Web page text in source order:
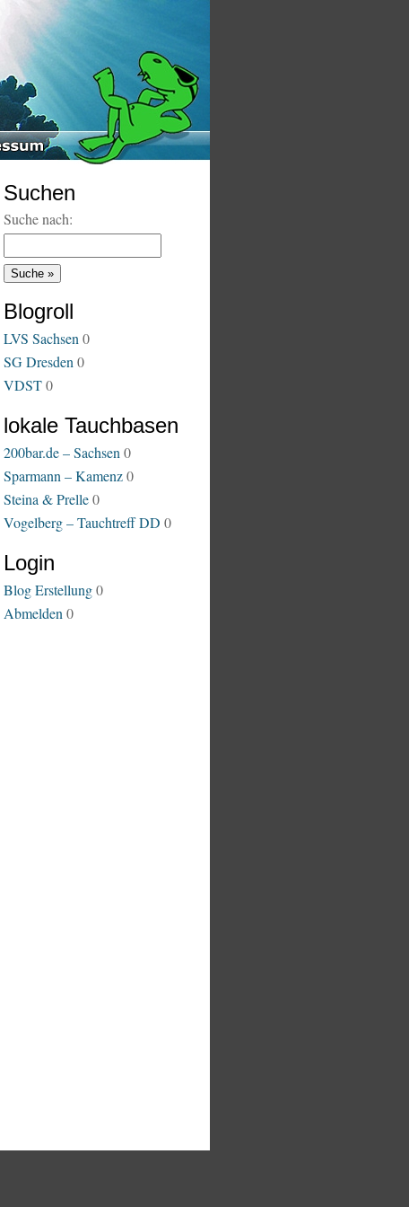
Suchen
Suche nach:
Blogroll
LVS Sachsen 0
SG Dresden 0
VDST0
lokale Tauchbasen
200bar.de – Sachsen 0
Sparmann – Kamenz0
Steina & Prelle0
Vogelberg – Tauchtreff DD 0
Login
Blog Erstellung0
Abmelden 0